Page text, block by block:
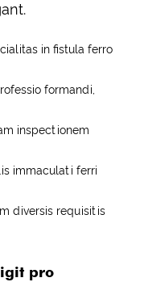
in fistula ferro
formandi,
inspectionem
immaculati ferri
diversis requisitis
pro